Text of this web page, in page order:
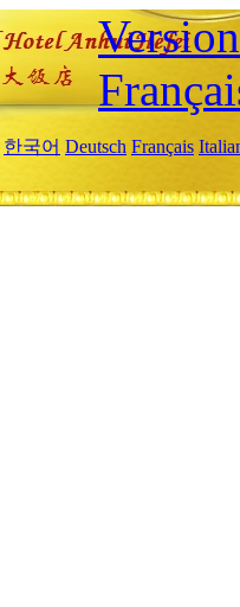
한국어 Deutsch Français